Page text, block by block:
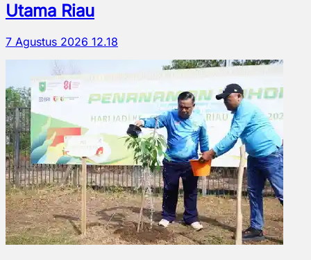
Utama Riau
7 Agustus 2026 12.18